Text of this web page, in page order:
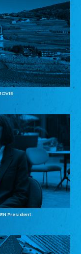
President